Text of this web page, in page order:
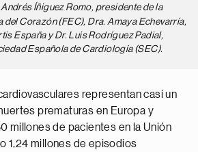
Andrés Íñiguez Romo, presidente de la
del Corazón (FEC), Dra. Amaya Echevarría,
España y Dr. Luis Rodríguez Padial,
Española de Cardiología (SEC).
representan casi un
prematuras en Europa y
millones de pacientes en la Unión
1,24 millones de episodios